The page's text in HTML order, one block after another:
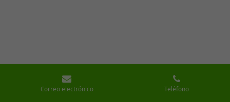
Correo electrónico Teléfono